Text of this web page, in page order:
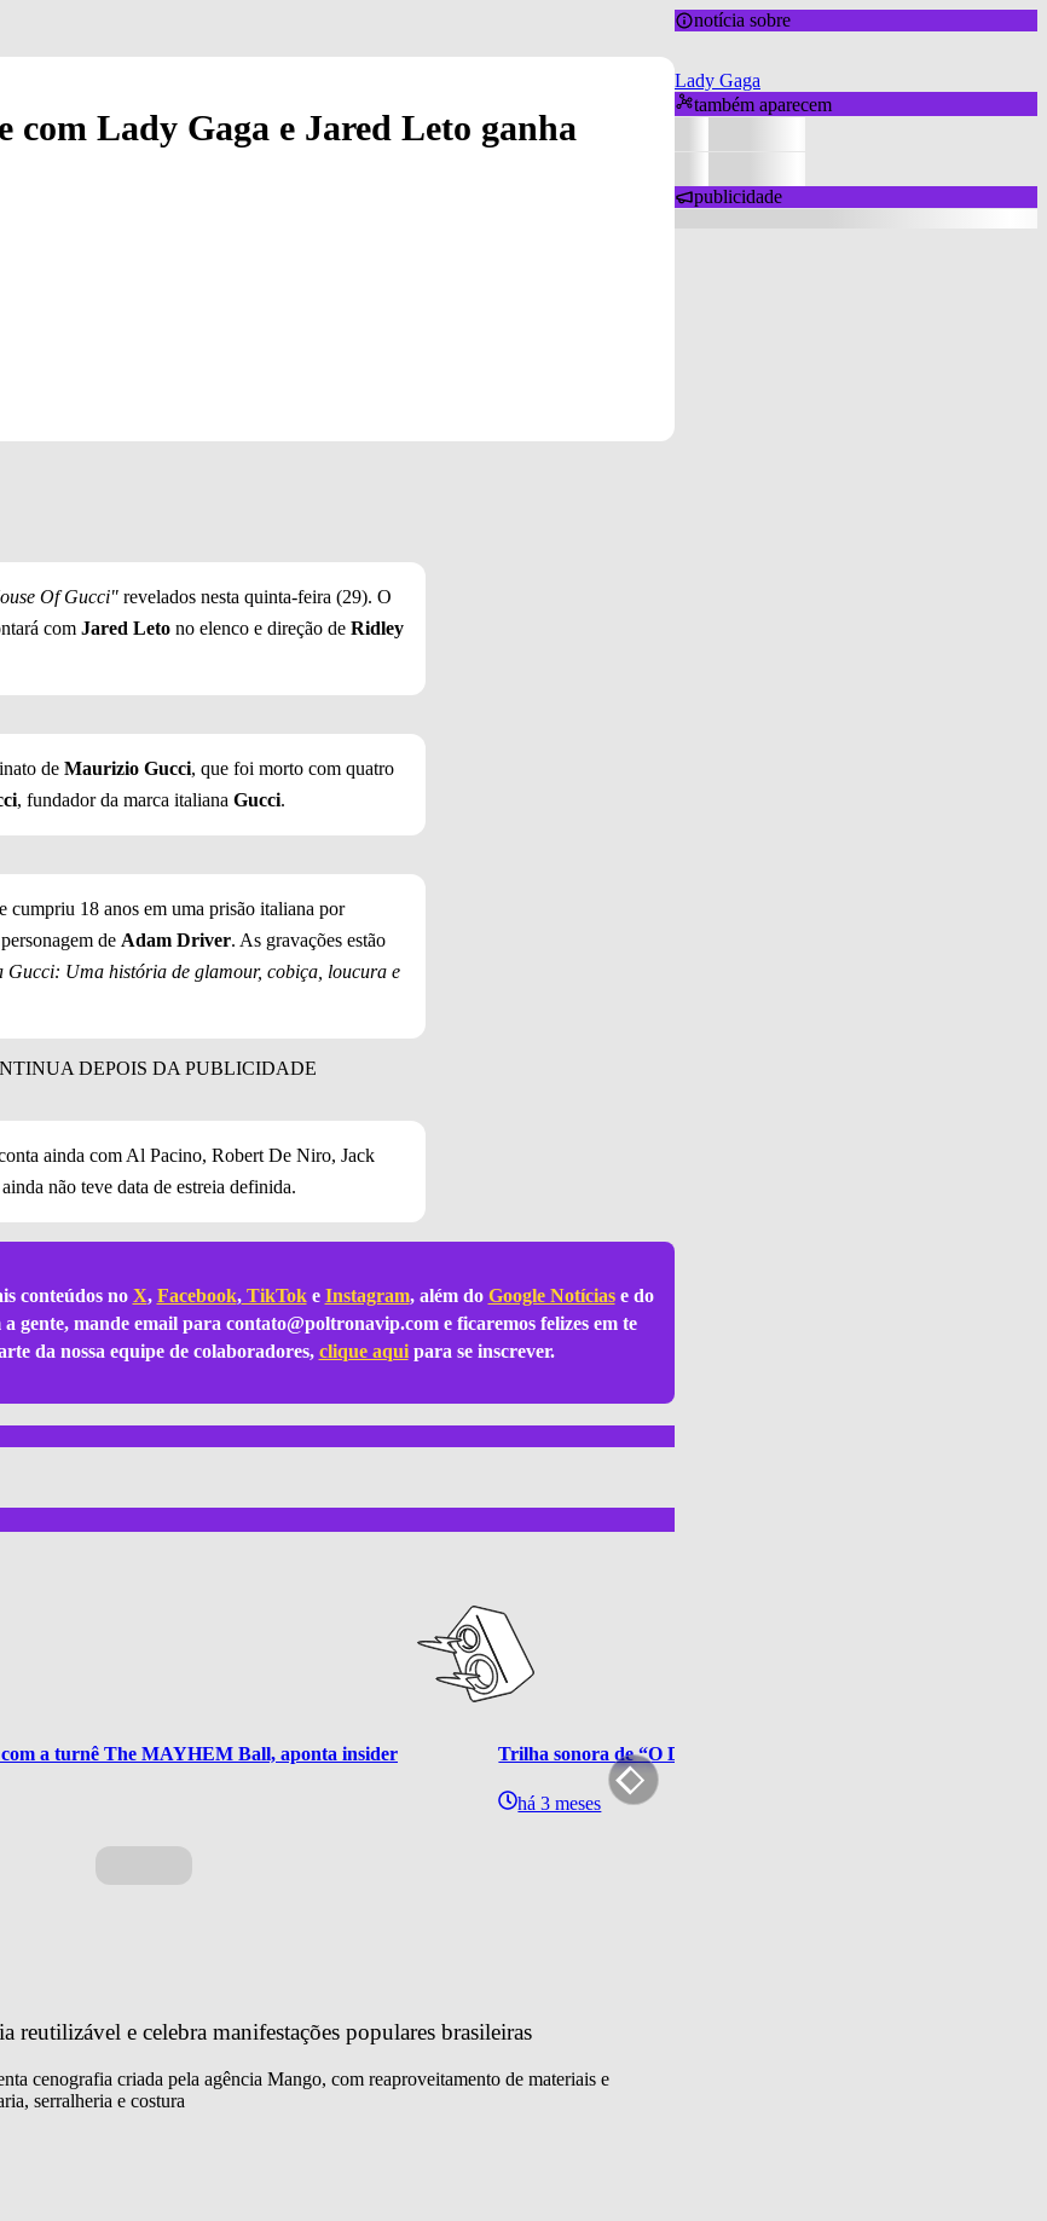
com Lady Gaga e Jared Leto ganha
Of Gucci" revelados nesta quinta-feira (29). O
com Jared Leto no elenco e direção de Ridley
de Maurizio Gucci, que foi morto com quatro
, fundador da marca italiana Gucci.
18 anos em uma prisão italiana por
de Adam Driver. As gravações estão
Gucci: Uma história de glamour, cobiça, loucura e
ainda com Al Pacino, Robert De Niro, Jack
não teve data de estreia definida.
conteúdos no X, Facebook,TikToke Instagram, além do Google Notíciase do
gente, mande email para contato@poltronavip.come ficaremos felizes em te
da nossa equipe de colaboradores, clique aquipara se inscrever.
a turnê The MAYHEM Ball, aponta insider Trilha sonora de “O Diabo Veste Prada 2” chega ao streaming
há 3 meses
reutilizável e celebra manifestações populares brasileiras
cenografia criada pela agência Mango, com reaproveitamento de materiais e
serralheria e costura
notícia sobre
Lady Gaga
também aparecem
publicidade